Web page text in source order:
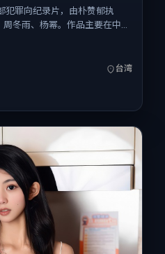
犯罪向纪录片，由朴赞郁执
冬雨、杨幂。作品主要在中国
。
台湾